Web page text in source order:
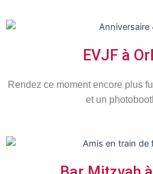
EVJF à
Rendez ce moment encore plus
et un